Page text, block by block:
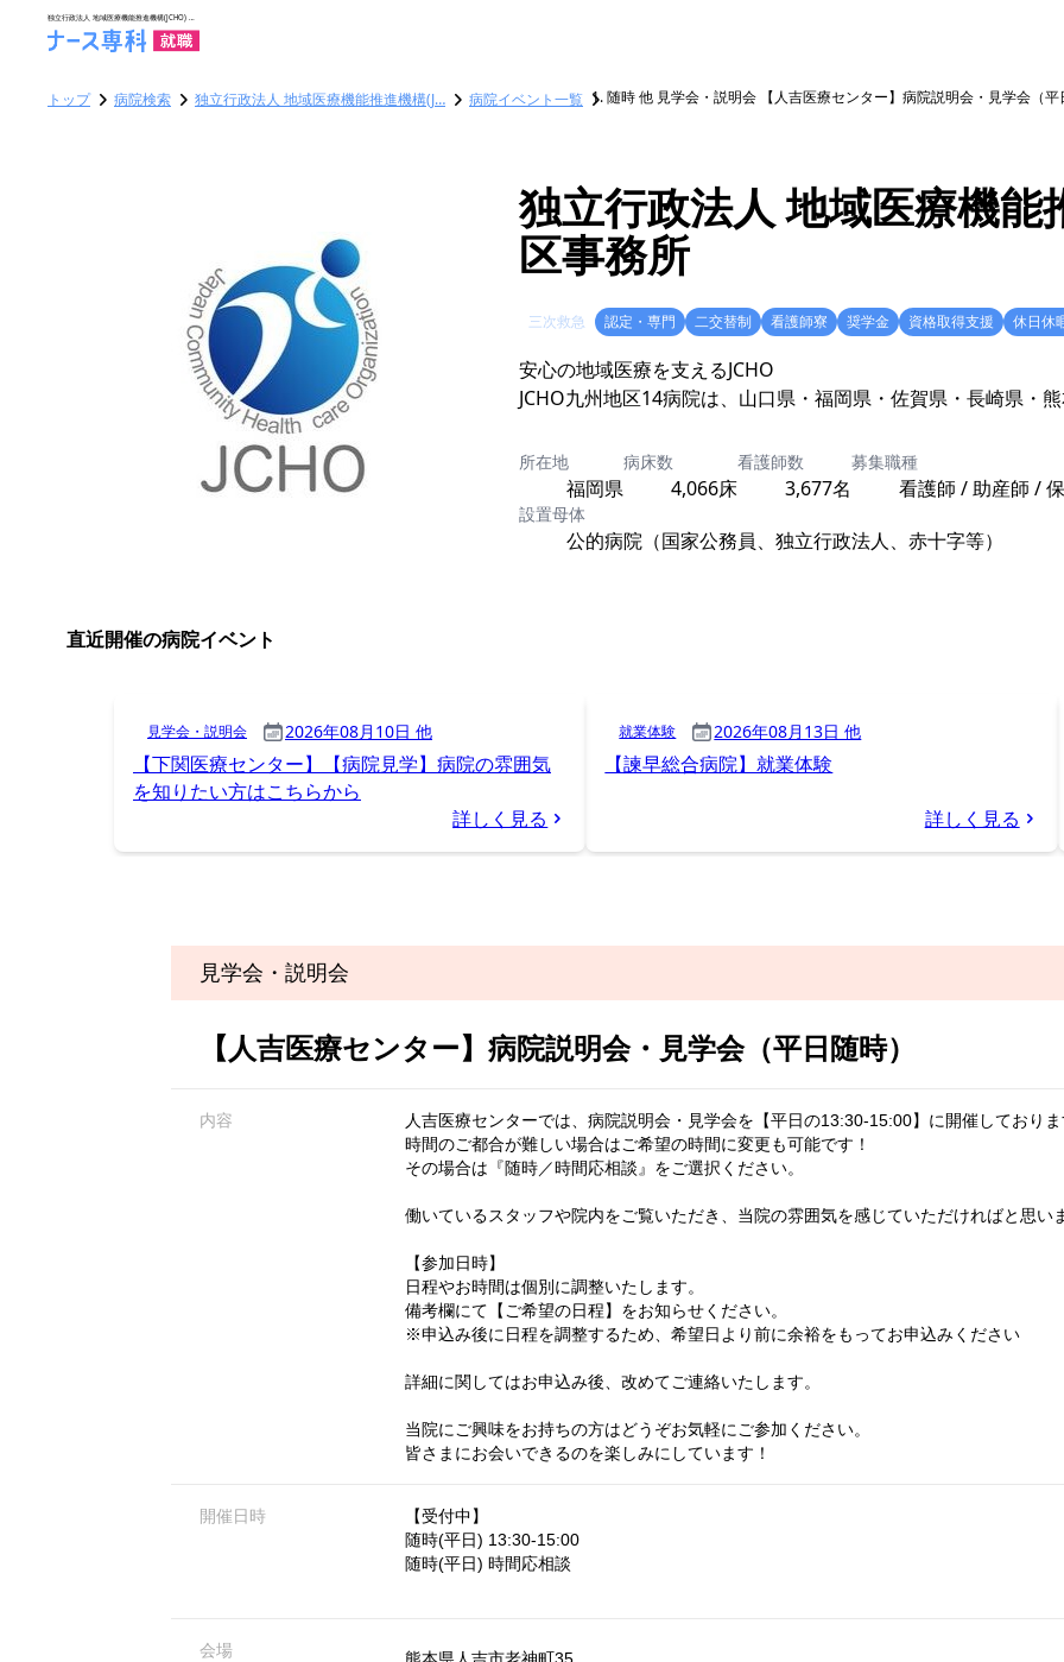
見学会・説明会
【人吉医療センター】病院説明会・見学会（平日随時）
内容
人吉医療センターでは、病院説明会・見学会を【平日の13:30-15:00】に開催しておりま
時間のご都合が難しい場合はご希望の時間に変更も可能です！
その場合は『随時／時間応相談』をご選択ください。
働いているスタッフや院内をご覧いただき、当院の雰囲気を感じていただければと思い
【参加日時】
日程やお時間は個別に調整いたします。
備考欄にて【ご希望の日程】をお知らせください。
※申込み後に日程を調整するため、希望日より前に余裕をもってお申込みください
詳細に関してはお申込み後、改めてご連絡いたします。
当院にご興味をお持ちの方はどうぞお気軽にご参加ください。
皆さまにお会いできるのを楽しみにしています！
開催日時
【受付中】
随時(平日) 13:30-15:00
随時(平日) 時間応相談
会場 熊本県人吉市老神町35